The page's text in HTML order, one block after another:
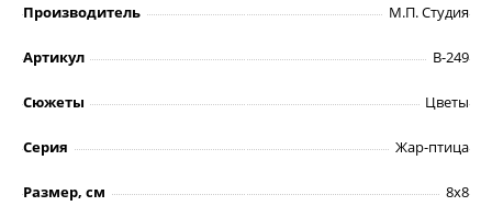
Производитель М.П. Студия
Артикул В-249
Сюжеты Цветы
Серия Жар-птица
Размер, см 8х8